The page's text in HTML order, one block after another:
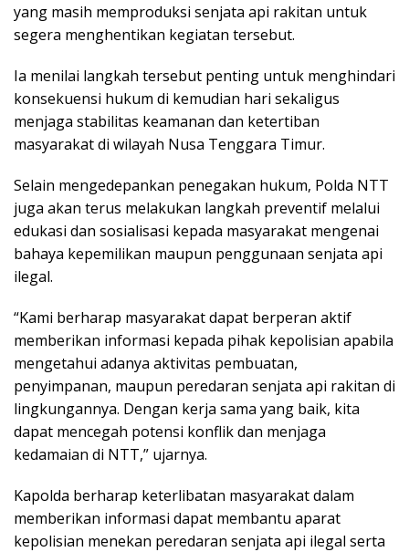
yang masih memproduksi senjata api rakitan untuk
segera menghentikan kegiatan tersebut.
Ia menilai langkah tersebut penting untuk menghindari
konsekuensi hukum di kemudian hari sekaligus
menjaga stabilitas keamanan dan ketertiban
masyarakat di wilayah Nusa Tenggara Timur.
Selain mengedepankan penegakan hukum, Polda NTT
juga akan terus melakukan langkah preventif melalui
edukasi dan sosialisasi kepada masyarakat mengenai
bahaya kepemilikan maupun penggunaan senjata api
ilegal.
“Kami berharap masyarakat dapat berperan aktif
memberikan informasi kepada pihak kepolisian apabila
mengetahui adanya aktivitas pembuatan,
penyimpanan, maupun peredaran senjata api rakitan di
lingkungannya. Dengan kerja sama yang baik, kita
dapat mencegah potensi konflik dan menjaga
kedamaian di NTT,” ujarnya.
Kapolda berharap keterlibatan masyarakat dalam
memberikan informasi dapat membantu aparat
kepolisian menekan peredaran senjata api ilegal serta